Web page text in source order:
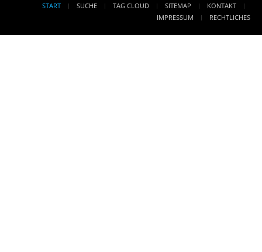
START SUCHE TAG CLOUD SITEMAP
KONTAKT
IMPRESSUM
RECHTLICHES